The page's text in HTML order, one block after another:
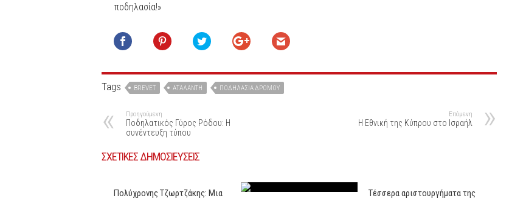
ποδηλασία!»
Tags BREVET ΑΤΑΛΆΝΤΗ ΠΟΔΗΛΑΣΊΑ ΔΡΌΜΟΥ
Προηγούμενη
Ποδηλατικός Γύρος Ρόδου: Η
συνέντευξη τύπου
Επόμενη
Η Εθνική της Κύπρου στο Ισραήλ
ΣΧΕΤΙΚΕΣ ΔΗΜΟΣΙΕΥΣΕΙΣ
Πολύχρονης Τζωρτζάκης: Μια
Τέσσερα αριστουργήματα της